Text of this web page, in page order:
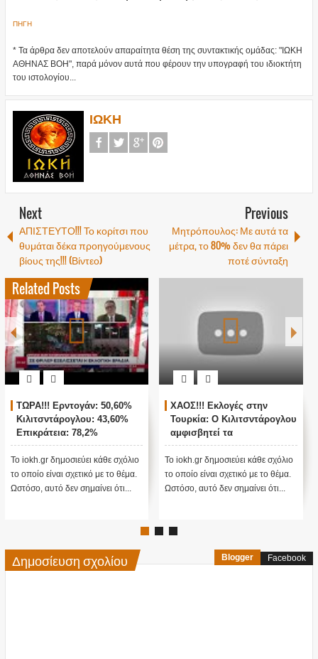
ΠΗΓΗ
* Τα άρθρα δεν αποτελούν απαραίτητα θέση της συντακτικής ομάδας: "ΙΩΚΗ
ΑΘΗΝΑΣ ΒΟΗ", παρά μόνον αυτά που φέρουν την υπογραφή του ιδιοκτήτη
του ιστολογίου...
ΙΩΚΗ
Next
ΑΠΙΣΤΕΥΤΟ!!! Το κορίτσι που
θυμάται δέκα προηγούμενους
βίους της!!! (Βίντεο)
Previous
Μητρόπουλος: Με αυτά τα
μέτρα, το 80% δεν θα πάρει
ποτέ σύνταξη
Related Posts
ΤΩΡΑ!!! Ερντογάν: 50,60%
Κιλιτσντάρογλου: 43,60%
Επικράτεια: 78,2%
Το iokh.gr δημοσιεύει κάθε σχόλιο
το οποίο είναι σχετικό με το θέμα.
Ωστόσο, αυτό δεν σημαίνει ότι...
ΧΑΟΣ!!! Εκλογές στην
Τουρκία: Ο Κιλιτσντάρογλου
αμφισβητεί τα
αποτελέσματα θα γίνουν
ενστάσεις...
Το iokh.gr δημοσιεύει κάθε σχόλιο
το οποίο είναι σχετικό με το θέμα.
Ωστόσο, αυτό δεν σημαίνει ότι...
Δημοσίευση σχολίου Blogger Facebook